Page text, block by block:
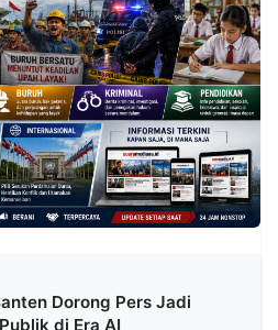
Dorong Pers Jadi
di Era AI